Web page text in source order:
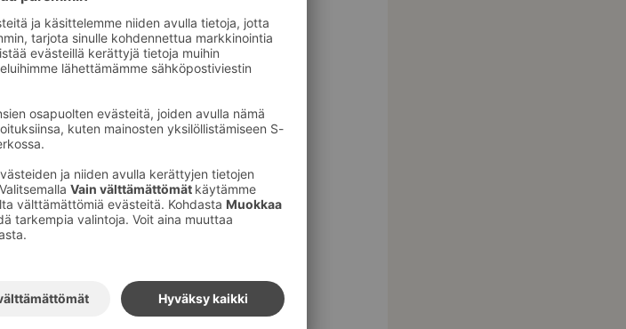
matkatavaroille.